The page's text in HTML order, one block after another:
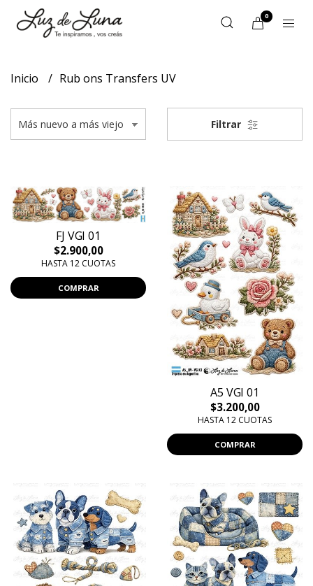
0
Inicio Rub ons Transfers UV
Filtrar
FJ VGI 01
$2.900,00
HASTA 12 CUOTAS
COMPRAR
A5 VGI 01
$3.200,00
HASTA 12 CUOTAS
COMPRAR